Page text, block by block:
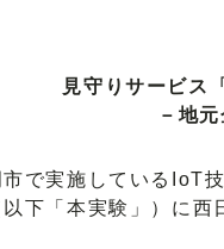
見守りサービス
－地
で実施しているIoT
以下「本実験」）に